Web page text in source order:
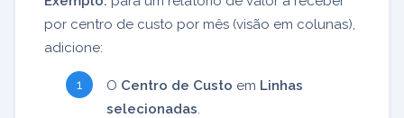
por centro de custo por mês (visão em colunas),
adicione:
O Centro de Custo em Linhas
selecionadas.